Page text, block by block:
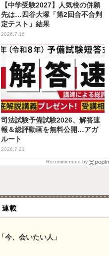
【中学受験2027】人気校の併願
先は…四谷大塚「第2回合不合判
定テスト」結果
2026.7.16
司法試験予備試験2026、解答速
報＆総評動画を無料公開…アガ
ルート
2026.7.21
Recommended by
連載
今、会いたい人」